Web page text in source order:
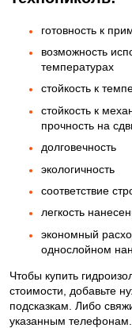
готовность к
возможность
температурах
стойкость к
стойкость к
прочность на
долговечность
экологичность
соответствие
легкость
экономный
однослойном
Чтобы купить
стоимости, добавьте
подсказкам. Либо
указанным телефонам.